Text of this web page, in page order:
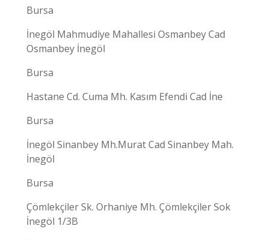
Bursa
İnegöl Mahmudiye Mahallesi Osmanbey Cad
Osmanbey İnegöl
Bursa
Hastane Cd. Cuma Mh. Kasım Efendi Cad İne
Bursa
İnegöl Sinanbey Mh.Murat Cad Sinanbey Mah.
İnegöl
Bursa
Çömlekçiler Sk. Orhaniye Mh. Çömlekçiler Sok
İnegöl 1/3B